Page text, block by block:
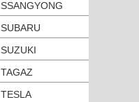
SSANGYONG
SUBARU
SUZUKI
TAGAZ
TESLA